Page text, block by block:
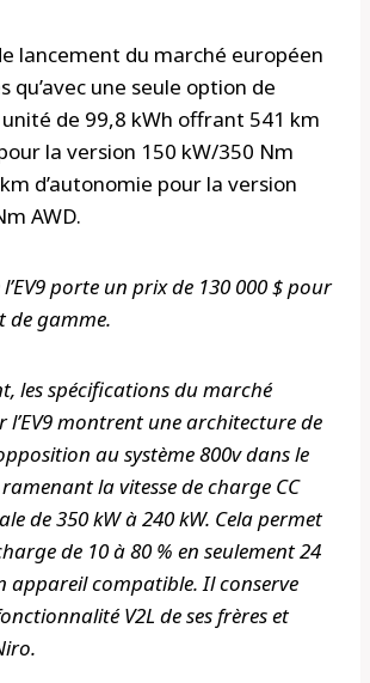
lancement du marché européen
qu’avec une seule option de
de 99,8 kWh offrant 541 km
la version 150 kW/350 Nm
d’autonomie pour la version
AWD.
porte un prix de 130 000 $ pour
de gamme.
les spécifications du marché
l’EV9 montrent une architecture de
au système 800v dans le
la vitesse de charge CC
de 350 kW à 240 kW. Cela permet
de 10 à 80 % en seulement 24
appareil compatible. Il conserve
V2L de ses frères et